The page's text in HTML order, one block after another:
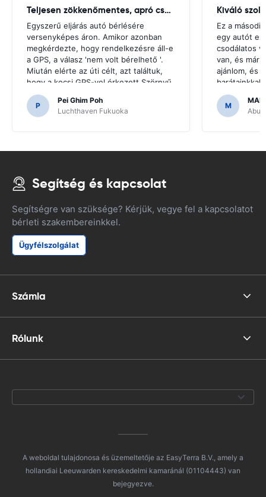
Teljesen zökkenőmentes, apró csuklás
Egyszerű eljárás autó bérlésére
versenyképes áron. Amikor azonban
megkérdezte, hogy rendelkezésre áll-e
a GPS, a válasz 'nem volt bérelhető '.
Miután elérte az úti célt, azt találtuk,
hogy a kocsi GPS-vel érkezett.Szörnyű
lenne, ha úgy döntöttünk, hogy olyan
GPS-t vásárolunk, amire szükség van a
japán utak navigálásához.
P
Pei Ghim Poh
Luchthaven Fukuoka
Kiváló
Ez a
egy autót
csodálatos
van, és már
ajánlom, és
barátainkkal
hogy
M
Abu
Segítség és kapcsolat
Segítségre van szüksége? Kérjük, vegye fel a kapcsolatot
bérleti szakembereinkkel.
Ügyfélszolgálat
Számla
Rólunk
A weboldal tulajdonosa és üzemeltetője az EasyTerra B.V., amely a
hollandiai Leeuwarden kereskedelmi kamaránál (01104443) van
bejegyezve.